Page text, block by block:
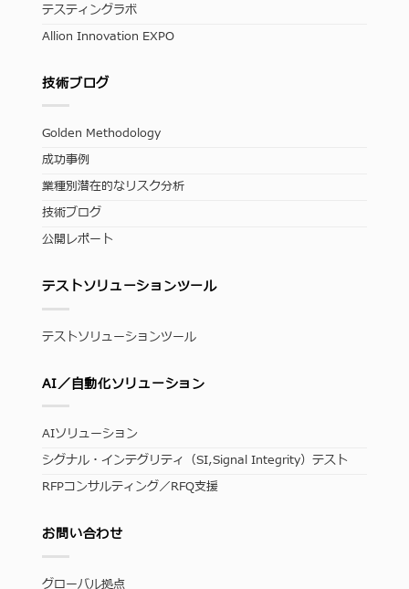
テスティングラボ
Allion Innovation EXPO
技術ブログ
Golden Methodology
成功事例
業種別潜在的なリスク分析
技術ブログ
公開レポート
テストソリューションツール
テストソリューションツール
AI／自動化ソリューション
AIソリューション
シグナル・インテグリティ（SI,Signal Integrity）テスト
RFPコンサルティング／RFQ支援
お問い合わせ
グローバル拠点